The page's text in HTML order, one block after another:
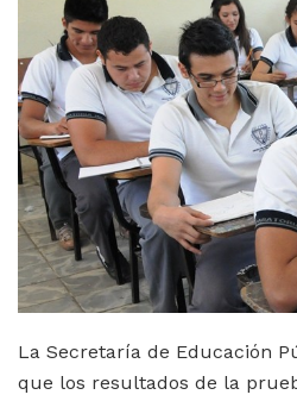
La Secretaría de Educación
que los resultados de la